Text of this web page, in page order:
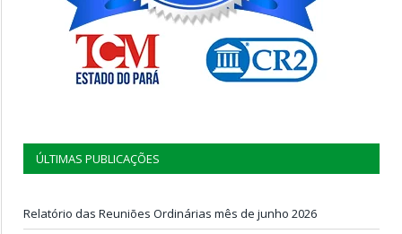
ÚLTIMAS PUBLICAÇÕES
Relatório das Reuniões Ordinárias mês de junho 2026